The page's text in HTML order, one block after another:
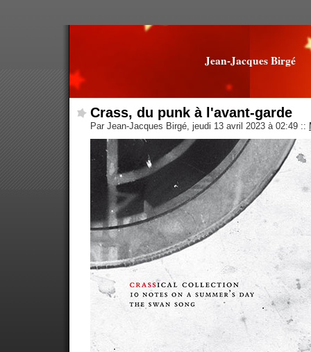
Jean-Jacques Birgé
Crass, du punk à l'avant-garde
Par Jean-Jacques Birgé, jeudi 13 avril 2023 à 02:49 ::